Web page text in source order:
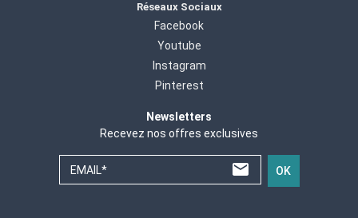
Réseaux Sociaux
Facebook
Youtube
Instagram
Pinterest
Newsletters
Recevez nos offres exclusives
EMAIL* OK